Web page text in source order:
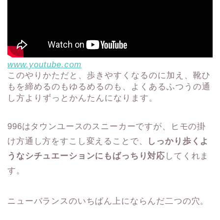
www.youtube.com
このやりかただと、歩きやすくなるのに加え、靴ひ
もを締めるのもゆるめるのも、よくあるふつうの通
し方よりずっとかんたんになります。
996はタウンユースのスニーカーですが、ヒモの掛
け方通し方をすこし変えることで、
しっかり歩くよ
うなシチュエーションにもばっちり対応 してくれま
す。
ニューバランスのいちばん上にならんだ二つの穴。